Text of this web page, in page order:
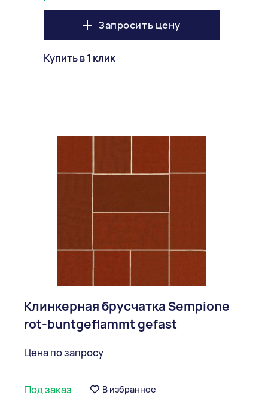
Запросить цену
Купить в 1 клик
Клинкерная брусчатка Sempione
rot-buntgeflammt gefast
Цена по запросу
Под заказ В избранное